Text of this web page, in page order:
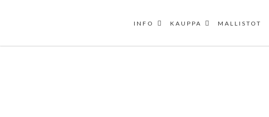
INFO KAUPPA MALLISTOT